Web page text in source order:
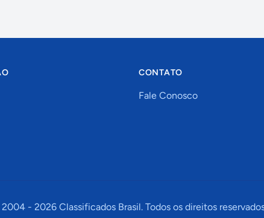
CONTATO
Fale Conosco
- 2026Classificados Brasil. Todos os direitos